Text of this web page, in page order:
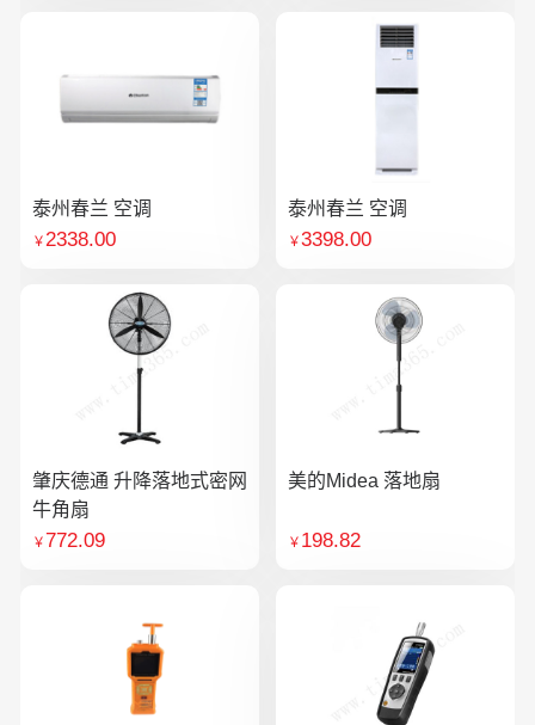
泰州春兰 空调
￥2338.00
泰州春兰 空调
￥3398.00
肇庆德通 升降落地式密网
牛角扇
￥772.09
美的Midea 落地扇
￥ 198.82